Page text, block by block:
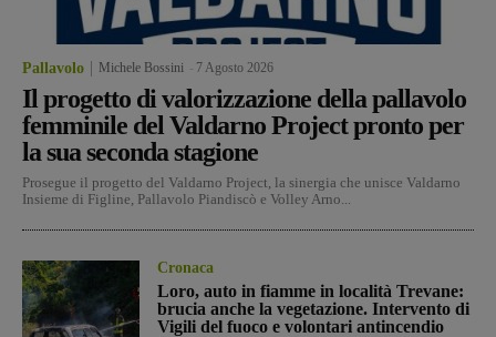
Pallavolo Michele Bossini 7 Agosto 2026
Il progetto di valorizzazione della pallavolo
femminile del Valdarno Project pronto per
la sua seconda stagione
Prosegue il progetto del Valdarno Project, la sinergia che unisce Valdarno
Insieme di Figline, Pallavolo Piandiscò e Volley Arno...
Cronaca
Loro, auto in fiamme in località Trevane:
brucia anche la vegetazione. Intervento di
Vigili del fuoco e volontari antincendio